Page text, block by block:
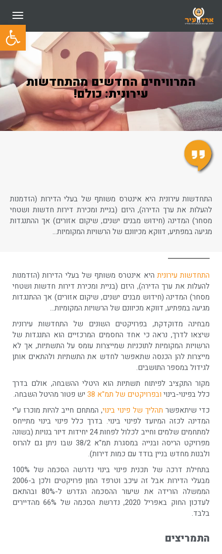
פתח
תפריט
המרוויחים החדשים מהתחדשות
עירונית: כולם!
התחדשות עירונית היא אינטרס משותף של בעלי הדירות (הזדמנות
להעלות את ערך הדירה), היזם (בניית ומכירת דירות חדשות ושטחי
מסחר) המדינה (חידוש מבנים ישנים, שיקום אזורים) אך ההתנגדות
מגיעה במפתיע, דווקא מכיוונם של הרשויות המקומיות…
התחדשות עירונית היא אינטרס משותף של בעלי הדירות (הזדמנות
להעלות את ערך הדירה), היזם (בניית ומכירת דירות חדשות ושטחי
מסחר) המדינה (חידוש מבנים ישנים, שיקום אזורים) אך ההתנגדות
מגיעה במפתיע, דווקא מכיוונם של הרשויות המקומיות…
מבחינה מדוקדקת, בפרויקטים השונים של התחדשות עירונית
שיצאו לדרך, נראה כי אחד החסמים המרכזיים הוא התנגדות של
הרשויות המקומיות לתוכניות שמייצרות עומס על התשתיות, אך לא
מייצרות להן הכנסה שתאפשר לחדש את התשתיות ולהתאים אותן
לגידול במספר התושבים.
מקור התקציב לפיתוח תשתיות הוא היטלי ההשבחה, אולם בדרך
כלל בפינוי-בינוי ובפרויקטים של תמ"א 38
יש פטור מהיטל השבחה.
כדי שיתאפשר תהליך של פינוי בינוי, המתחם חייב להיות מוכרז ע"י
המדינה לכזה המיועד לפינוי בינוי. בדרך כלל פינוי בינוי מתייחס
למתחמים שלמים וחייב לכלול לפחות 24 יחידות דיור בנויות (בשונה
מפרויקט הריסה ובנייה במסגרת תמ"א 38/2 שבו ניתן גם להרוס
ולבנות מחדש בניין בודד עם כמות דירות).
בתחילת דרכה של תכנית פינוי בינוי נדרשה הסכמה של 100%
מבעלי הדירות אבל זה עיכב וטרפד המון פרויקטים ולכן ב-2006
הממשלה הורידה את שיעור ההסכמה הנדרש ל-80% ובהתאם
לעדכון החוק באפריל 2020, נדרשת הסכמה של 66% מהדיירים
בלבד.
התמריצים